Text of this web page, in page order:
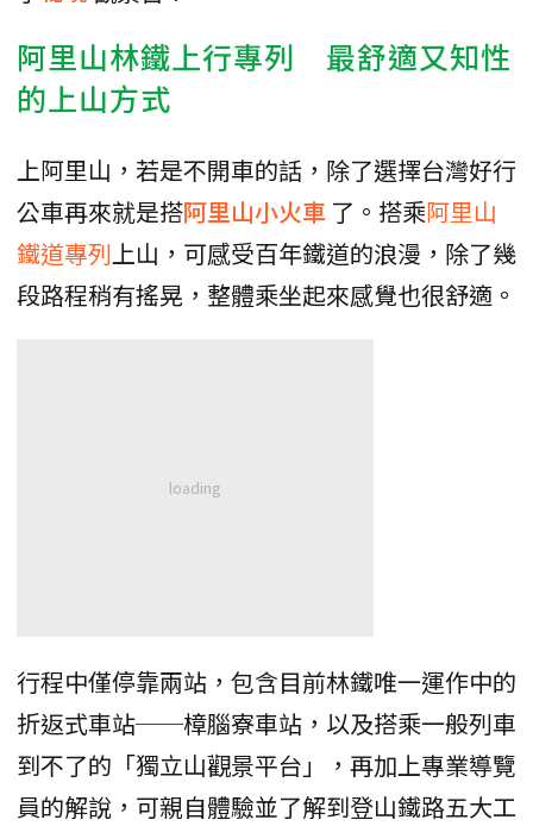
阿里山林鐵上行專列 最舒適又知性
的上山方式
上阿里山，若是不開車的話，除了選擇台灣好行
公車再來就是搭阿里山小火車 了。搭乘阿里山
鐵道專列上山，可感受百年鐵道的浪漫，除了幾
段路程稍有搖晃，整體乘坐起來感覺也很舒適。
行程中僅停靠兩站，包含目前林鐵唯一運作中的
折返式車站──樟腦寮車站，以及搭乘一般列車
到不了的「獨立山觀景平台」，再加上專業導覽
員的解說，可親自體驗並了解到登山鐵路五大工